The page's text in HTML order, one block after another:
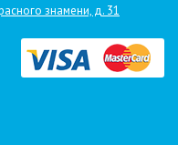
знамени, д. 31